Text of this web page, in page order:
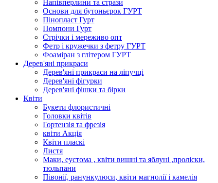
Напівперлини та стрази
Основи для бутоньєрок ГУРТ
Пінопласт Гурт
Помпони Гурт
Стрічки і мереживо опт
Фетр і кружечки з фетру ГУРТ
Фоаміран з глітером ГУРТ
Дерев'яні прикраси
Дерев'яні прикраси на ліпучці
Дерев'яні фігурки
Дерев'яні фішки та бірки
Квіти
Букети флористичні
Головки квітів
Гортензія та фрезія
квіти Акція
Квіти пласкі
Листя
Маки, еустома , квіти вишні та яблуні ,проліски,
тюльпани
Півонії, ранункулюси, квіти магнолії і камелія